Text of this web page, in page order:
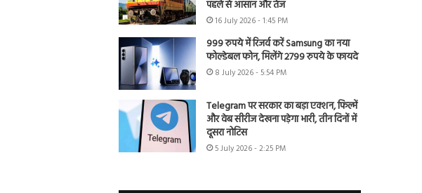
पहले से आसान और तेज
16 July 2026 - 1:45 PM
999 रुपये में रिजर्व करें Samsung का नया
फोल्डेबल फोन, मिलेंगे 2799 रुपये के फायदे
8 July 2026 - 5:54 PM
Telegram पर सरकार का बड़ा एक्शन, फिल्में
और वेब सीरीज देखना पड़ेगा भारी, तीन दिनों में
दूसरा नोटिस
5 July 2026 - 2:25 PM